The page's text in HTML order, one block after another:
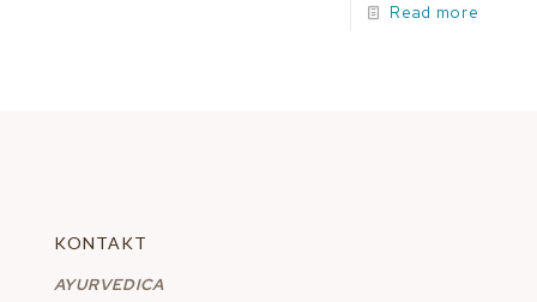
Read more
KONTAKT
AYURVEDICA